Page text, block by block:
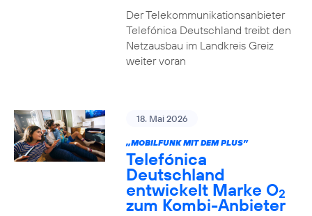
Der Telekommunikationsanbieter
Telefónica Deutschland treibt den
Netzausbau im Landkreis Greiz
weiter voran
18. Mai 2026
„MOBILFUNK MIT DEM PLUS”
Telefónica
Deutschland
entwickelt Marke O2
zum Kombi-Anbieter